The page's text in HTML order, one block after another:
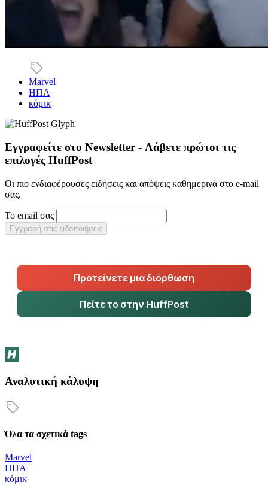
Marvel
ΗΠΑ
κόμικ
Εγγραφείτε στο Newsletter - Λάβετε πρώτοι τις
επιλογές HuffPost
Οι πιο ενδιαφέρουσες ειδήσεις και απόψεις καθημερινά στο e-mail
σας.
Το email σας
Εγγραφή στις ειδοποιήσεις
Προτείνετε μια διόρθωση
Πείτε το στην HuffPost
Αναλυτική κάλυψη
Όλα τα σχετικά tags
Marvel
ΗΠΑ
κόμικ